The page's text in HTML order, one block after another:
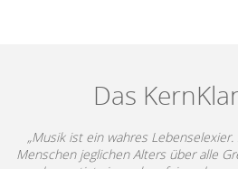
Das
„Musik ist ein wahres
Menschen jeglichen Alters über alle